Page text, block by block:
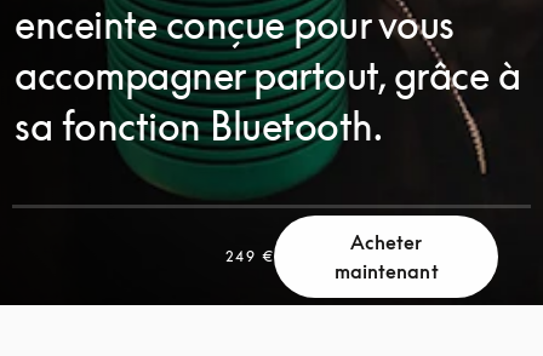
enceinte conçue pour vous
accompagner partout, grâce à
sa fonction Bluetooth.
DÉFILER
LA
249 €
Acheter
maintenant